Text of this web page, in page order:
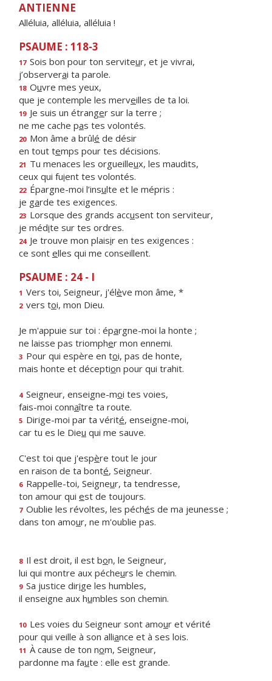
ANTIENNE
Alléluia, alléluia, alléluia !
PSAUME : 118-3
17 Sois bon pour ton serviteur, et je vivrai,
j’observerai ta parole.
18 Ouvre mes yeux,
que je contemple les merveilles de ta loi.
19 Je suis un étranger sur la terre ;
ne me cache pas tes volontés.
20 Mon âme a brûlé de désir
en tout temps pour tes décisions.
21 Tu menaces les orgueilleux, les maudits,
ceux qui fuient tes volontés.
22 Épargne-moi l’insulte et le mépris :
je garde tes exigences.
23 Lorsque des grands accusent ton serviteur,
je médite sur tes ordres.
24 Je trouve mon plaisir en tes exigences :
ce sont elles qui me conseillent.
PSAUME : 24 - I
1 Vers toi, Seigneur, j'élève mon âme, *
2 vers toi, mon Dieu.
Je m'appuie sur toi : épargne-moi la honte ;
ne laisse pas triompher mon ennemi.
3 Pour qui espère en toi, pas de honte,
mais honte et déception pour qui trahit.
4 Seigneur, enseigne-moi tes voies,
fais-moi connaître ta route.
5 Dirige-moi par ta vérité, enseigne-moi,
car tu es le Dieu qui me sauve.
C'est toi que j'espère tout le jour
en raison de ta bonté, Seigneur.
6 Rappelle-toi, Seigneur, ta tendresse,
ton amour qui est de toujours.
7 Oublie les révoltes, les péchés de ma jeunesse ;
dans ton amour, ne m'oublie pas.
8 Il est droit, il est bon, le Seigneur,
lui qui montre aux pécheurs le chemin.
9 Sa justice dirige les humbles,
il enseigne aux humbles son chemin.
10 Les voies du Seigneur sont amour et vérité
pour qui veille à son alliance et à ses lois.
11 À cause de ton nom, Seigneur,
pardonne ma faute : elle est grande.